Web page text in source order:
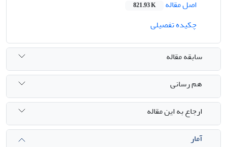
اصل مقاله
821.93 K
چکیده تفصیلی
سابقه مقاله
هم رسانی
ارجاع به این مقاله
آمار